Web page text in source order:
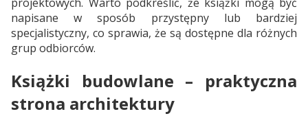
napisane w sposób przystępny lub bardziej
specjalistyczny, co sprawia, że są dostępne dla różnych
grup odbiorców.
Książki budowlane – praktyczna
strona architektury